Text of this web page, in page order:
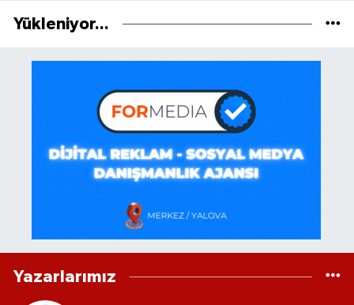
Yükleniyor...
Yazarlarımız